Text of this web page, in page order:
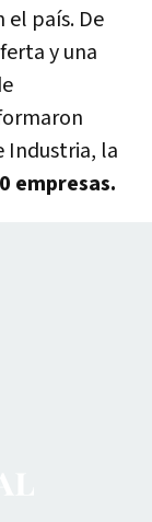
país. De
y una
Industria, la
empresas.